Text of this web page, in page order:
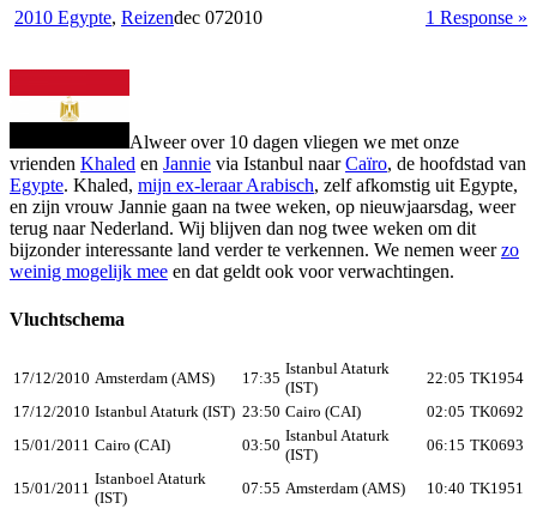
2010 Egypte, Reizen 1 Response »
dec 072010
Alweer over 10 dagen vliegen we met onze
vrienden Khaled en Jannie via Istanbul naarCaïro, de hoofdstad van
Egypte. Khaled, mijn ex-leraar Arabisch, zelf afkomstig uit Egypte,
en zijn vrouw Jannie gaan na twee weken, op nieuwjaarsdag, weer
terug naar Nederland. Wij blijven dan nog twee weken om dit
bijzonder interessante land verder te verkennen. We nemen weerzo
weinig mogelijk mee en dat geldt ook voor verwachtingen.
Vluchtschema
17/12/2010 Amsterdam (AMS) 17:35
Istanbul Ataturk
(IST)
22:05 TK1954
17/12/2010 Istanbul Ataturk (IST) 23:50 Cairo (CAI) 02:05 TK0692
15/01/2011 Cairo (CAI) 03:50
Istanbul Ataturk
(IST)
06:15 TK0693
15/01/2011
Istanboel Ataturk
(IST)
07:55 Amsterdam (AMS) 10:40 TK1951